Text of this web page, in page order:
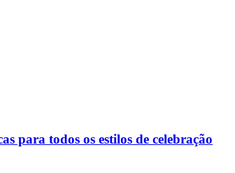
para todos os estilos de celebração